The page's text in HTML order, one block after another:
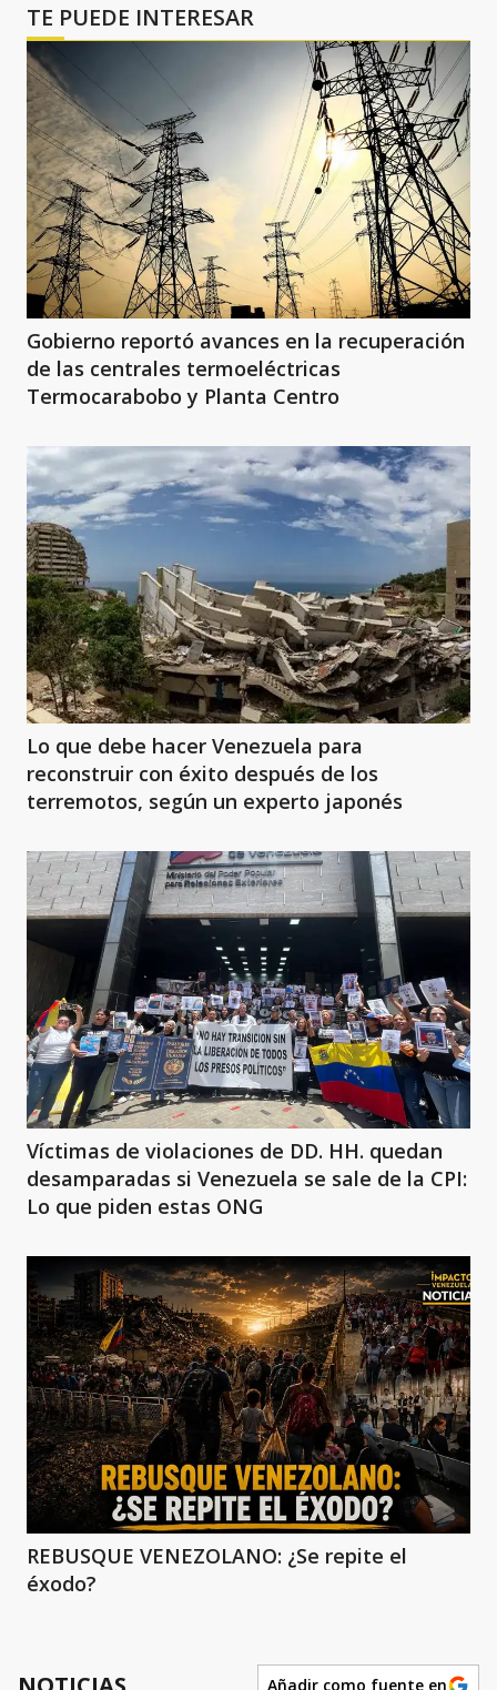
TE PUEDE INTERESAR
Gobierno reportó avances en la recuperación
de las centrales termoeléctricas
Termocarabobo y Planta Centro
Lo que debe hacer Venezuela para
reconstruir con éxito después de los
terremotos, según un experto japonés
Víctimas de violaciones de DD. HH. quedan
desamparadas si Venezuela se sale de la CPI:
Lo que piden estas ONG
REBUSQUE VENEZOLANO: ¿Se repite el
éxodo?
Añadir como fuente en